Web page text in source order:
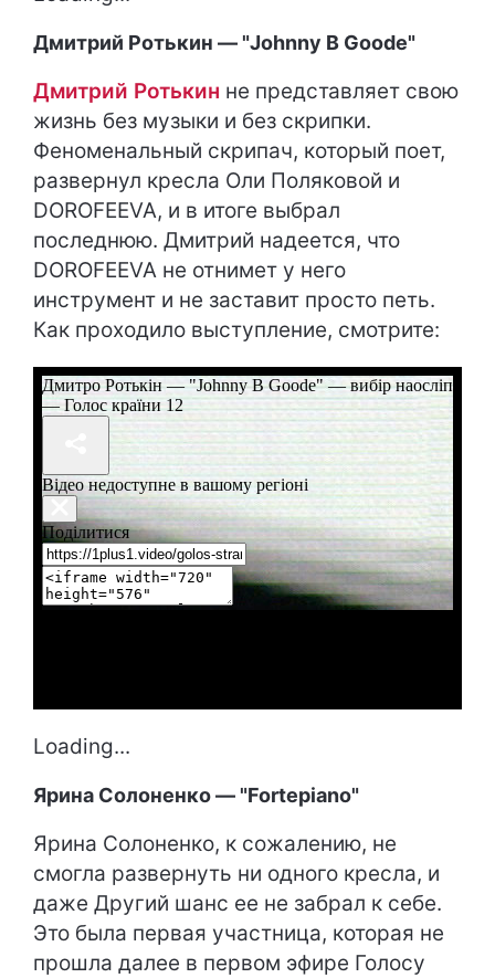
Дмитрий Ротькин — "Johnny B Goode"
Дмитрий Ротькин не представляет свою
жизнь без музыки и без скрипки.
Феноменальный скрипач, который поет,
развернул кресла Оли Поляковой и
DOROFEEVA, и в итоге выбрал
последнюю. Дмитрий надеется, что
DOROFEEVA не отнимет у него
инструмент и не заставит просто петь.
Как проходило выступление, смотрите:
Loading...
Ярина Солоненко — "Fortepiano"
Ярина Солоненко, к сожалению, не
смогла развернуть ни одного кресла, и
даже Другий шанс ее не забрал к себе.
Это была первая участница, которая не
прошла далее в первом эфире Голосу